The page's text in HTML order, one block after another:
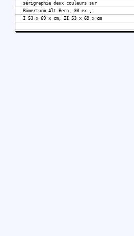
sérigraphie deux couleurs sur
Römerturm Alt Bern, 30 ex.,
I 53 x 69 x cm, II 53 x 69 x cm